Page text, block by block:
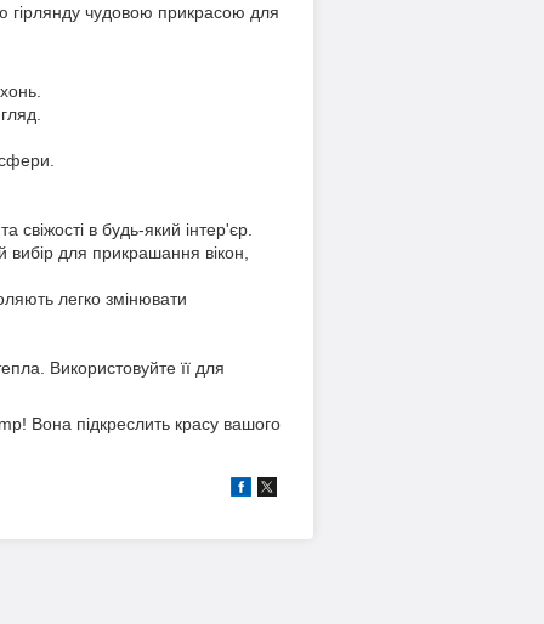
гірлянду чудовою прикрасою для
в будь-який інтер'єр.
вибір для прикрашання вікон,
легко змінювати
Використовуйте її для
Вона підкреслить красу вашого